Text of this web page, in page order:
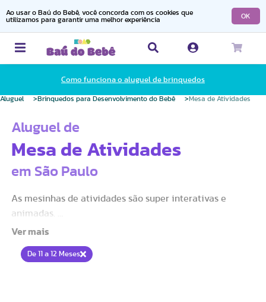
Ao usar o Baú do Bebê, você concorda com os cookies que
utilizamos para garantir uma melhor experiência
OK
Como funciona o aluguel de brinquedos
Aluguel Brinquedos para Desenvolvimento do Bebê Mesa de Atividades
Aluguel de
Mesa de Atividades
em São Paulo
As mesinhas de atividades são super interativas e
animadas.
sentado também.
De 11 a 12 Meses